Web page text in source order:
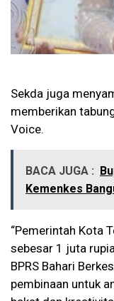
Sekda juga
memberikan
Voice.
BACA JUGA :
Kemenkes
“Pemerintah Kota
sebesar 1 juta
BPRS Bahari
pembinaan untuk